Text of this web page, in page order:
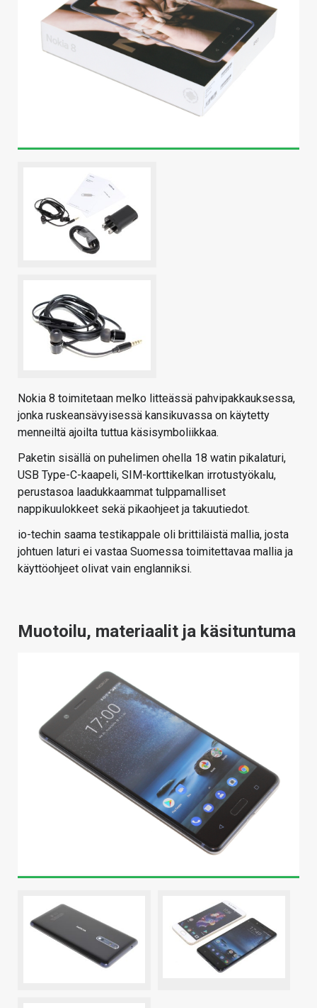
Nokia 8 toimitetaan melko litteässä pahvipakkauksessa,
jonka ruskeansävyisessä kansikuvassa on käytetty
menneiltä ajoilta tuttua käsisymboliikkaa.
Paketin sisällä on puhelimen ohella 18 watin pikalaturi,
USB Type-C-kaapeli, SIM-korttikelkan irrotustyökalu,
perustasoa laadukkaammat tulppamalliset
nappikuulokkeet sekä pikaohjeet ja takuutiedot.
io-techin saama testikappale oli brittiläistä mallia, josta
johtuen laturi ei vastaa Suomessa toimitettavaa mallia ja
käyttöohjeet olivat vain englanniksi.
Muotoilu, materiaalit ja käsituntuma